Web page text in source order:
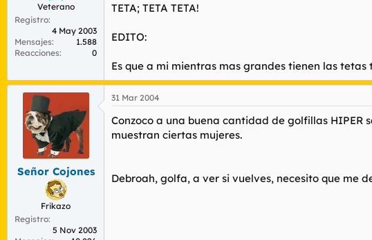
m
Veterano
Registro
4 May 2003
Mensajes
1.588
Reacciones
0
TETA; TETA TETA!
EDITO:
Es que a mi mientras mas grandes tienen las
Señor Cojones
Frikazo
Registro
5 Nov 2003
31 Mar 2004
Conzoco a una buena cantidad de golfillas
muestran ciertas mujeres.
Debroah, golfa, a ver si vuelves, necesito que me